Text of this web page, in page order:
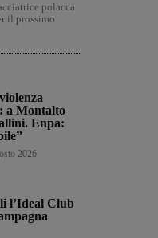
polacca
il prossimo
a Montalto
Enpa:
2026
l’Ideal Club